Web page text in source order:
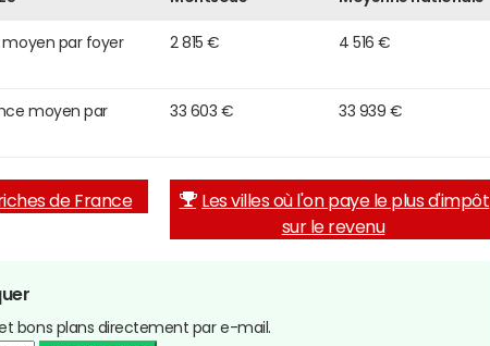
moyen par foyer
2 815 € 4 516 €
moyen par
33 603 € 33 939 €
de France
Les villes où l'on paye le plus d'impôt
sur le revenu
bons plans directement par e-mail.